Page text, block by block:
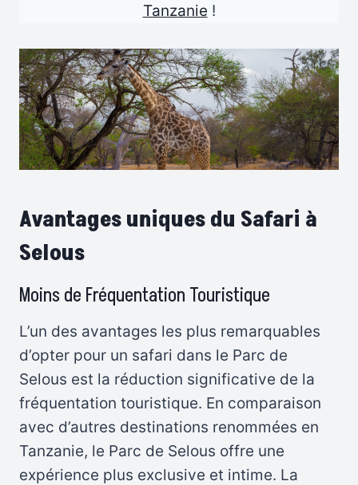
Tanzanie !
Avantages uniques du Safari à
Selous
Moins de Fréquentation Touristique
L’un des avantages les plus remarquables
d’opter pour un safari dans le Parc de
Selous est la réduction significative de la
fréquentation touristique. En comparaison
avec d’autres destinations renommées en
Tanzanie, le Parc de Selous offre une
expérience plus exclusive et intime. La